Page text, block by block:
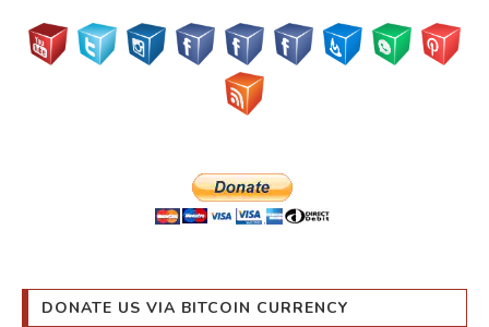
DONATE US VIA BITCOIN CURRENCY